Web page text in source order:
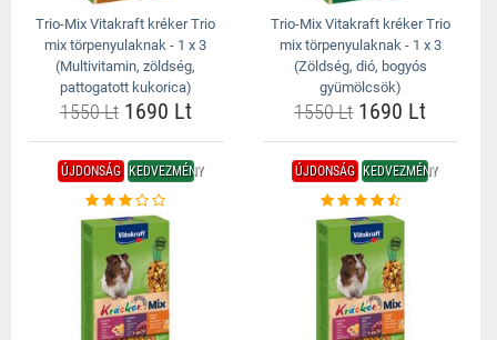
Trio-Mix Vitakraft kréker Trio
mix törpenyulaknak - 1 x 3
(Multivitamin, zöldség,
pattogatott kukorica)
1550 Lt1690 Lt
Trio-Mix Vitakraft kréker Trio
mix törpenyulaknak - 1 x 3
(Zöldség, dió, bogyós
gyümölcsök)
1550 Lt1690 Lt
ÚJDONSÁG KEDVEZMÉNY ÚJDONSÁG KEDVEZMÉNY